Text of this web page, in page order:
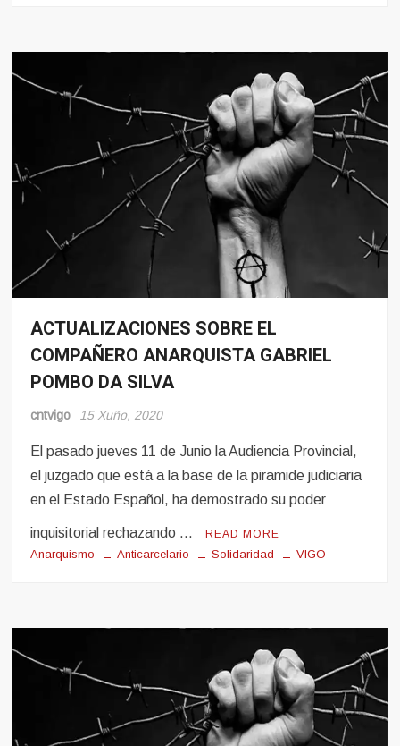
Noticias
Pro-
ACTUALIZACIONES SOBRE EL
COMPAÑERO ANARQUISTA GABRIEL
POMBO DA SILVA
cntvigo 15 Xuño, 2020
El pasado jueves 11 de Junio la Audiencia Provincial,
el juzgado que está a la base de la piramide judiciaria
en el Estado Español, ha demostrado su poder
inquisitorial rechazando … READ MORE
Anarquismo Anticarcelario Solidaridad VIGO